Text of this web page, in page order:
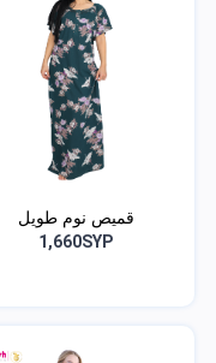
قميص نوم طويل
1,660SYP